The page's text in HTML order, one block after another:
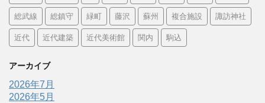
総武線 総鎮守 緑町 藤沢 蘇州 複合施設 諏訪神社
近代 近代建築 近代美術館 関内 駒込
アーカイブ
2026年7月
2026年5月